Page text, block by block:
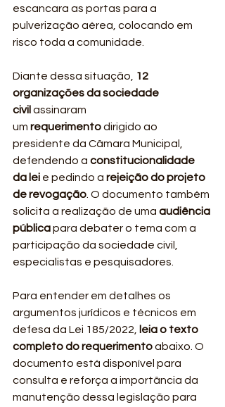
escancara as portas para a
pulverização aérea, colocando em
risco toda a comunidade.
Diante dessa situação,
12
organizações da sociedade
civil assinaram
um requerimento dirigido ao
presidente da Câmara Municipal,
defendendo a constitucionalidade
da lei e pedindo a rejeição do projeto
de revogação . O documento também
solicita a realização de uma audiência
pública para debater o tema com a
participação da sociedade civil,
especialistas e pesquisadores.
Para entender em detalhes os
argumentos jurídicos e técnicos em
defesa da Lei 185/2022,
leia o texto
completo do requerimento abaixo. O
documento está disponível para
consulta e reforça a importância da
manutenção dessa legislação para